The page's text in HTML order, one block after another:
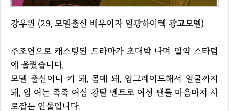
강우원 (29, 모델출신 배우이자 일광하이텍 광고모델)
주조연으로 캐스팅된 드라마가 초대박 나며 일약 스타덤
에 올랐습니다.
모델 출신이니 키 돼, 몸매 돼, 업그레이드해서 얼굴까지
돼, 입 여는 족족 여심 강탈 멘트로 여성 팬들 마음마저 사
로잡는 인물입니다.